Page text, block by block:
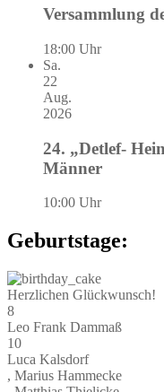
Versammlung
18:00 Uhr
Sa.
22
Aug.
2026
24. „Detlef-
Männer
10:00 Uhr
Geburtstage:
Herzlichen Glückwunsch!
8
Leo Frank Dammaß
10
Luca Kalsdorf
, Marius Hammecke